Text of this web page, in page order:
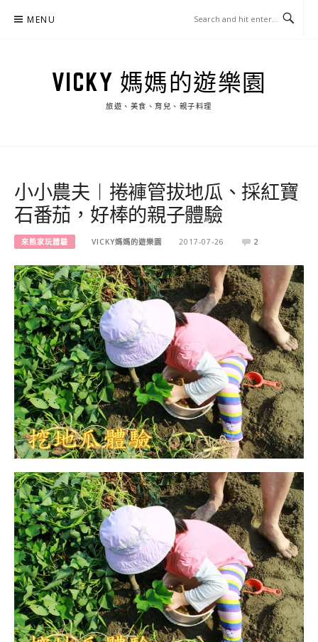
MENU
VICKY 媽媽的遊樂園
旅遊、美食、育兒、親子料理
小小農夫︱捲褲管拔地瓜、採紅寶
石番茄，好棒的親子體驗
來熊家玩體驗 VICKY媽媽的遊樂園 2017-07-26 2